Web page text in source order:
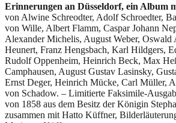
Erinnerungen an Düsseldorf, ein Album
von Alwine Schreodter, Adolf Schroedter,
von Wille, Albert Flamm, Caspar Johann
Alexander Michelis, August Weber, Oswald
Heunert, Franz Hengsbach, Karl Hildgers,
Rudolf Oppenheim, Heinrich Beck, Max
Camphausen, August Gustav Lasinsky,
Ernst Deger, Heinrich Mücke, Carl Müller,
von Schadow. – Limitierte Faksimile-
von 1858 aus dem Besitz der Königin
zusammen mit Hatto Küffner,